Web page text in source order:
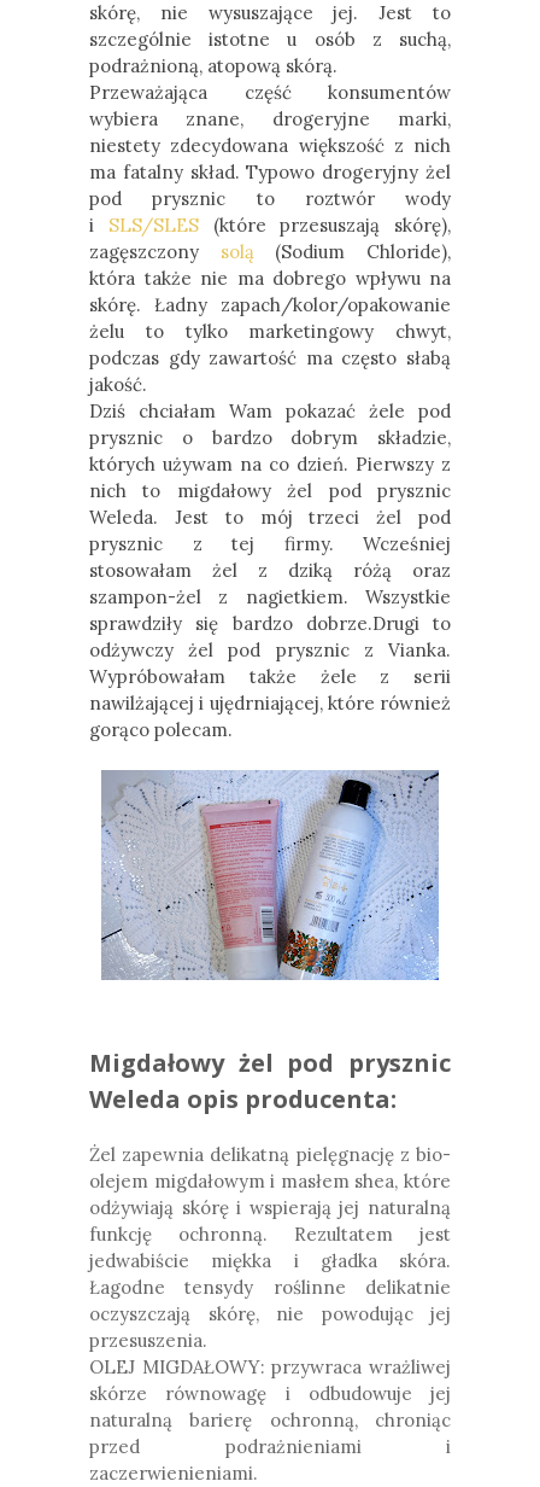
skórę, nie wysuszające jej. Jest to
szczególnie istotne u osób z suchą,
podrażnioną, atopową skórą.
Przeważająca część konsumentów
wybiera znane, drogeryjne marki,
niestety zdecydowana większość z nich
ma fatalny skład. Typowo drogeryjny żel
pod prysznic to roztwór wody
i
SLS/SLES
(które przesuszają skórę),
zagęszczony
solą
(Sodium Chloride),
która także nie ma dobrego wpływu na
skórę. Ładny zapach/kolor/opakowanie
żelu to tylko marketingowy chwyt,
podczas gdy zawartość ma często słabą
jakość.
Dziś chciałam Wam pokazać żele pod
prysznic o bardzo dobrym składzie,
których używam na co dzień. Pierwszy z
nich to migdałowy żel pod prysznic
Weleda. Jest to mój trzeci żel pod
prysznic z tej firmy. Wcześniej
stosowałam żel z dziką różą oraz
szampon-żel z nagietkiem. Wszystkie
sprawdziły się bardzo dobrze.Drugi to
odżywczy żel pod prysznic z Vianka.
Wypróbowałam także żele z serii
nawilżającej i ujędrniającej, które również
gorąco polecam.
Migdałowy żel pod prysznic
Weleda opis producenta:
Żel zapewnia delikatną pielęgnację z bio-
olejem migdałowym i masłem shea, które
odżywiają skórę i wspierają jej naturalną
funkcję ochronną. Rezultatem jest
jedwabiście miękka i gładka skóra.
Łagodne tensydy roślinne delikatnie
oczyszczają skórę, nie powodując jej
przesuszenia.
OLEJ MIGDAŁOWY: przywraca wrażliwej
skórze równowagę i odbudowuje jej
naturalną barierę ochronną, chroniąc
przed podrażnieniami i
zaczerwienieniami.